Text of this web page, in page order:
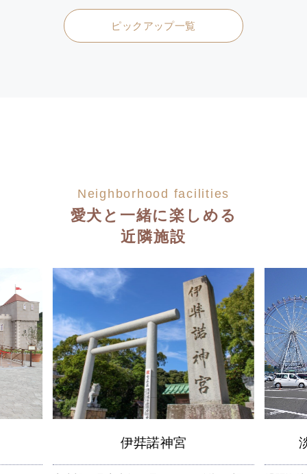
ピックアップ一覧
Neighborhood facilities
愛犬と一緒に楽しめる
近隣施設
伊弉諾神宮